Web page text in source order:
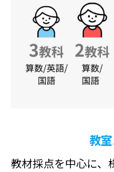
教
教材採点を中心に、